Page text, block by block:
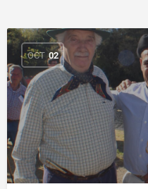
OCT 02